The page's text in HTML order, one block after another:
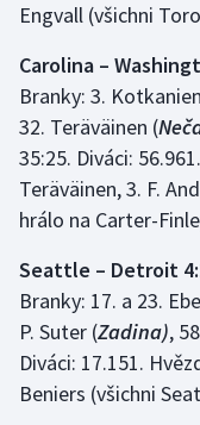
Engvall (všichni
Carolina –
Branky: 3.
32. Teräväinen (
35:25. Diváci:
Teräväinen, 3. F.
hrálo na Carter-
Seattle – Detroit
Branky: 17. a 23.
P. Suter (Zadina),
Diváci: 17.151.
Beniers (všichni